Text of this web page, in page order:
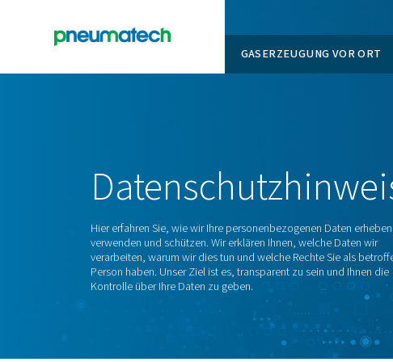
Hier erfahren Sie, wie wir Ihre
verwenden und schützen. Wir erklären Ihnen,
verarbeiten, warum wir dies tun und welche
Person haben. Unser Ziel ist es, transparent zu